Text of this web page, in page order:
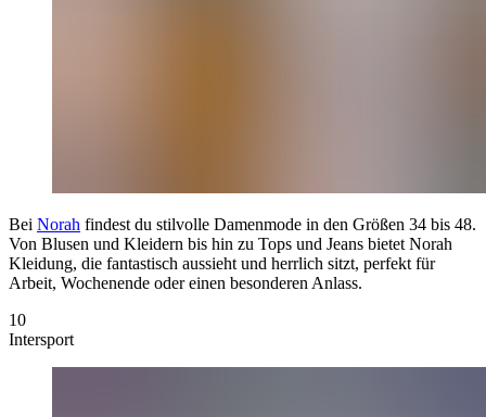
Bei Norah findest du stilvolle Damenmode in den Größen 34 bis 48.
Von Blusen und Kleidern bis hin zu Tops und Jeans bietet Norah
Kleidung, die fantastisch aussieht und herrlich sitzt, perfekt für
Arbeit, Wochenende oder einen besonderen Anlass.
10
Intersport